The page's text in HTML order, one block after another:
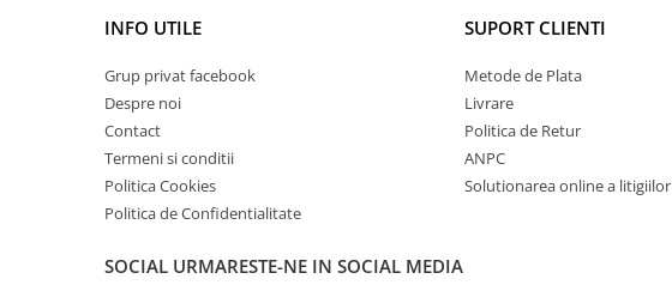
INFO UTILE
Grup privat facebook
Despre noi
Contact
Termeni si conditii
Politica Cookies
Politica de Confidentialitate
SUPORT CLIENTI
Metode de Plata
Livrare
Politica de Retur
ANPC
Solutionarea online a litigiilor
SOCIAL URMARESTE-NE IN SOCIAL MEDIA